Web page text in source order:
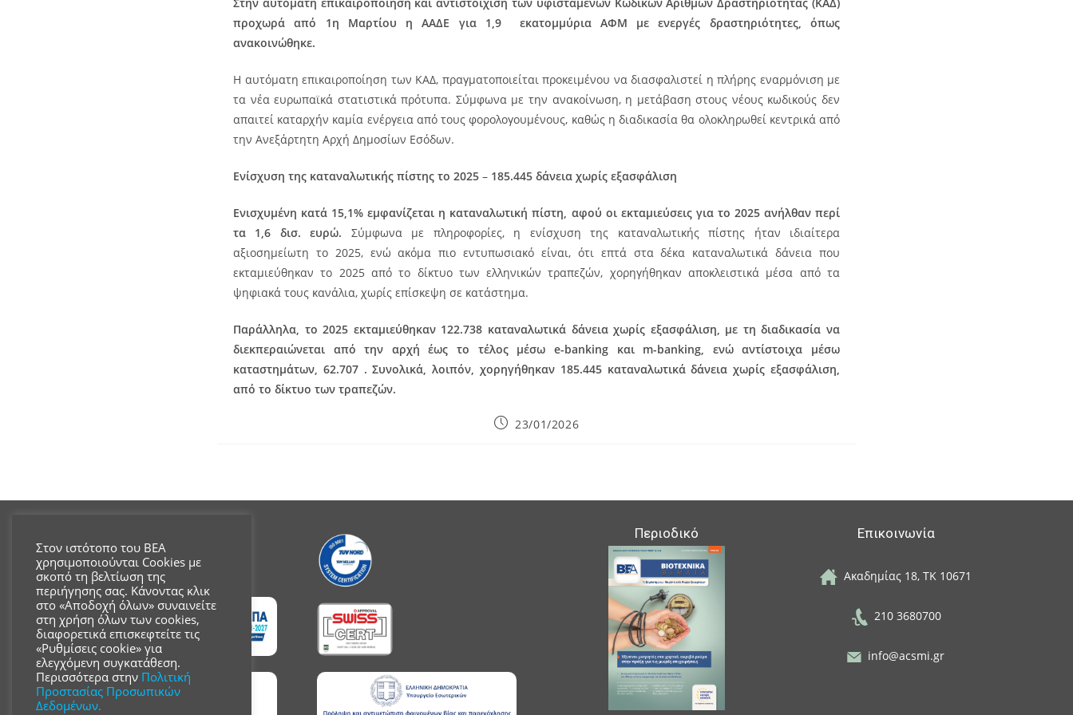
προχωρά από 1η Μαρτίου η ΑΑΔΕ για 1,9 εκατομμύρια ΑΦΜ με ενεργές δραστηριότητες, όπως
ανακοινώθηκε.
Η αυτόματη επικαιροποίηση των ΚΑΔ, πραγματοποιείται προκειμένου να διασφαλιστεί η πλήρης εναρμόνιση με
τα νέα ευρωπαϊκά στατιστικά πρότυπα. Σύμφωνα με την ανακοίνωση, η μετάβαση στους νέους κωδικούς δεν
απαιτεί καταρχήν καμία ενέργεια από τους φορολογουμένους, καθώς η διαδικασία θα ολοκληρωθεί κεντρικά από
την Ανεξάρτητη Αρχή Δημοσίων Εσόδων.
Ενίσχυση της καταναλωτικής πίστης το 2025 – 185.445 δάνεια χωρίς εξασφάλιση
Ενισχυμένη κατά 15,1% εμφανίζεται η καταναλωτική πίστη, αφού οι εκταμιεύσεις για το 2025 ανήλθαν περί
τα 1,6 δισ. ευρώ. Σύμφωνα με πληροφορίες, η ενίσχυση της καταναλωτικής πίστης ήταν ιδιαίτερα
αξιοσημείωτη το 2025, ενώ ακόμα πιο εντυπωσιακό είναι, ότι επτά στα δέκα καταναλωτικά δάνεια που
εκταμιεύθηκαν το 2025 από το δίκτυο των ελληνικών τραπεζών, χορηγήθηκαν αποκλειστικά μέσα από τα
ψηφιακά τους κανάλια, χωρίς επίσκεψη σε κατάστημα.
Παράλληλα, το 2025 εκταμιεύθηκαν 122.738 καταναλωτικά δάνεια χωρίς εξασφάλιση, με τη διαδικασία να
διεκπεραιώνεται από την αρχή έως το τέλος μέσω e-banking και m-banking, ενώ αντίστοιχα μέσω
καταστημάτων, 62.707 . Συνολικά, λοιπόν, χορηγήθηκαν 185.445 καταναλωτικά δάνεια χωρίς εξασφάλιση,
από το δίκτυο των τραπεζών.
Post23/01/2026
Περιοδικό Επικοινωνία
Ακαδημίας 18, ΤΚ 10671
210 3680700
info@acsmi.gr
Στον ιστότοπο του ΒΕΑ
χρησιμοποιούνται Cookies με
σκοπό τη βελτίωση της
περιήγησης σας. Κάνοντας κλικ
στο «Αποδοχή όλων» συναινείτε
στη χρήση όλων των cookies,
διαφορετικά επισκεφτείτε τις
«Ρυθμίσεις cookie» για
ελεγχόμενη συγκατάθεση.
Περισσότερα στην Πολιτική
Προστασίας Προσωπικών
Δεδομένων.